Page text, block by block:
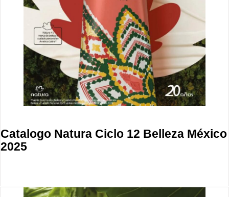
Catalogo Natura Ciclo 12 Belleza México
2025